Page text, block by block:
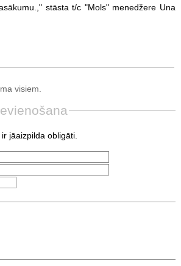
stāsta t/c "Mols" menedžere Una
visiem.
jāaizpilda obligāti.